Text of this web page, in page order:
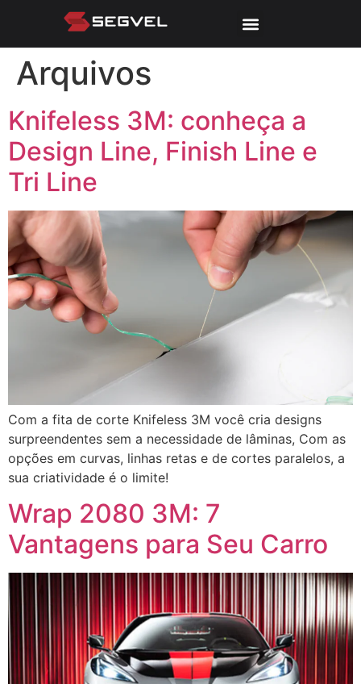
Arquivos
Knifeless 3M: conheça a
Design Line, Finish Line e
Tri Line
Com a fita de corte Knifeless 3M você cria designs
surpreendentes sem a necessidade de lâminas, Com as
opções em curvas, linhas retas e de cortes paralelos, a
sua criatividade é o limite!
Wrap 2080 3M: 7
Vantagens para Seu Carro